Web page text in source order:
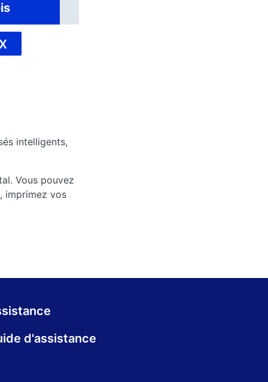
intelligents,
Vous pouvez
imprimez vos
d'assistance